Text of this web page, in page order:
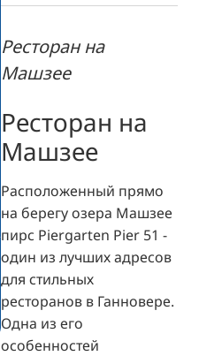
Ресторан на
Машзее
Ресторан на
Машзее
Расположенный прямо
на берегу озера Машзее
пирс Piergarten Pier 51 -
один из лучших адресов
для стильных
ресторанов в Ганновере.
Одна из его
особенностей